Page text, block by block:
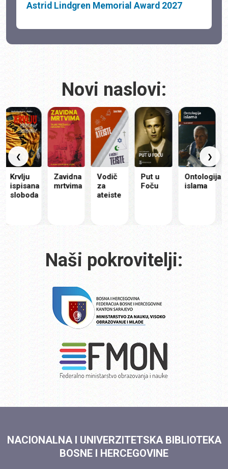
Astrid Lindgren Memorial Award 2027
Novi naslovi:
❮
Zavidna
mrtvima
Vodič
za
ateiste
Put u
Foču
Ontologija
islama
❯
Naši pokrovitelji:
NACIONALNA I UNIVERZITETSKA BIBLIOTEKA
BOSNE I HERCEGOVINE